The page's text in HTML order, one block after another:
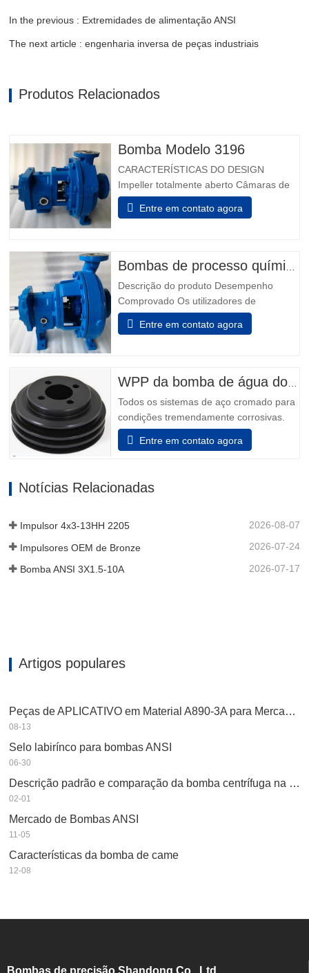
In the previous : Extremidades de alimentação ANSI
The next article : engenharia inversa de peças industriais
Produtos Relacionados
Bomba Modelo 3196
CARACTERÍSTICAS DO DESIGN
Impeller totalmente aberto Câmaras de
vedação projetadas Taperbore
patenteada™ Câmara de Foca PLUS
bordo Isoladores de rolamento híbrido
Inpro VBXX-D Design De Sump
otimizado Rolamentos de impulso de…
Entre em contato agora
Descrição do produto Desempenho
Comprovado Os utilizadores de
indústrias química, petroquímica, pasta &
papel, metais primários, alimentos &
os melhores - Modelo 3196. Power Ends
são o resultado de mais de 160…
Entre em contato agora
Todos os sistemas de aço cromado para
condições tremendamente corrosivas.
todos os elementos que incluem o
adaptador e a unidade de rolamento são
que o dispositivo auxiliar da unidade de
Entre em contato agora
Notícias Relacionadas
Impulsor 4x3-13HH 2205 2026-08-07
Impulsores OEM de Bronze 2026-07-24
Bomba ANSI 3X1.5-10A 2026-07-17
Artigos populares
Peças de APLICATIVO em Material A890-3A para Mercado Asiático
08-13
Selo labirínco para bombas ANSI
06-30
Descrição padrão e comparação da bomba centrífuga na indústria petroquímica
02-01
Mercado de Bombas ANSI
11-05
Características da bomba de came
12-08
Bombas de precisão Shandong Co., Ltd.